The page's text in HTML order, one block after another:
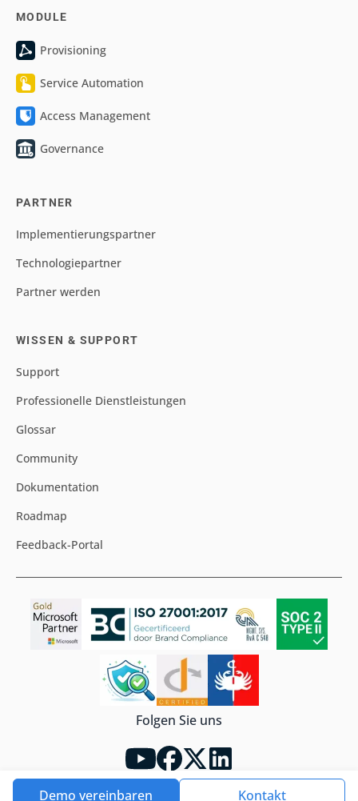
Demo vereinbaren Kontakt
MODULE
Provisioning
Service Automation
Access Management
Governance
PARTNER
Implementierungspartner
Technologiepartner
Partner werden
WISSEN & SUPPORT
Support
Professionelle Dienstleistungen
Glossar
Community
Dokumentation
Roadmap
Feedback-Portal
Folgen Sie uns